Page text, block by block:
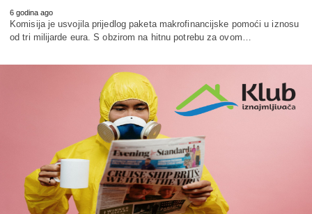
6 godina ago
Komisija je usvojila prijedlog paketa makrofinancijske pomoći u iznosu
od tri milijarde eura. S obzirom na hitnu potrebu za ovom…